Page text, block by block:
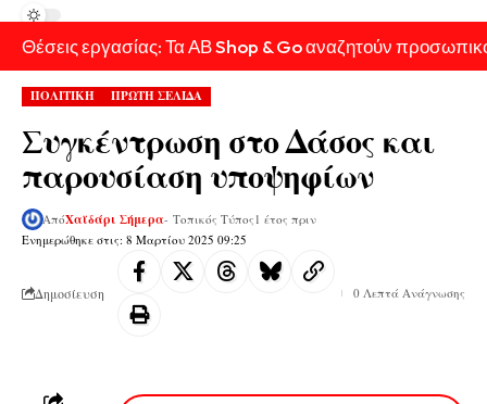
Θέσεις εργασίας: Τα ΑΒ Shop & Go αναζητούν
ΠΟΛΙΤΙΚΗ ΠΡΩΤΗ ΣΕΛΙΔΑ
Συγκέντρωση στο Δάσος και
παρουσίαση υποψηφίων
Ενημερώθηκε στις: 8 Μαρτίου 2025 09:25
ΑπόΧαϊδάρι Σήμερα- Τοπικός Τύπος 1 έτος πριν
Δημοσίευση 0 Λεπτά Ανάγνωσης